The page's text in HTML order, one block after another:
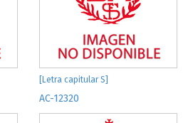
[Letra capitular S]
AC-12320